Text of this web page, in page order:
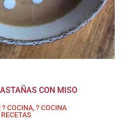
CON MISO
|? COCINA,? COCINA
RECETAS